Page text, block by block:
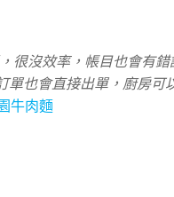
很沒效率，帳目也會有
單也會直接出單，廚房可
牛肉麵